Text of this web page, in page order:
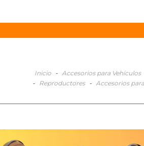
Inicio - Accesorios para Vehículos
- Reproductores - Accesorios